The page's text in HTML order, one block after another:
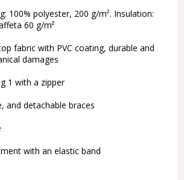
100% polyester, 200 g/m². Insulation:
60 g/m²
fabric with PVC coating, durable and
damages
1 with a zipper
and detachable braces
with an elastic band